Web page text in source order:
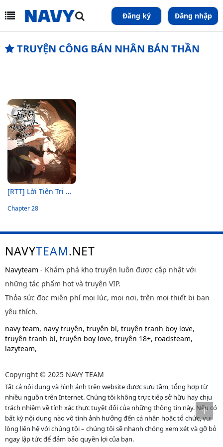
Đăng ký Đăng nhập
TRUYỆN CÔNG BÁN NHÂN BÁN THẦN
[RTT] Lời Tiên Tri Ngọt Ngào Trong Nét Mực
Chapter 28
NAVYTEAM.NET
Navyteam - Khám phá kho truyện luôn được cập nhật với
những tác phẩm hot và truyện VIP.
Thỏa sức đọc miễn phí mọi lúc, mọi nơi, trên mọi thiết bị bạn
yêu thích.
navy team, navy truyện, truyện bl, truyện tranh boy love,
truyện tranh bl, truyện boy love, truyện 18+, roadsteam,
lazyteam,
Copyright © 2025 NAVY TEAM
Tất cả nội dung và hình ảnh trên website được sưu tầm, tổng hợp từ
nhiều nguồn trên Internet. Chúng tôi không trực tiếp sở hữu hay chịu
trách nhiệm về tính xác thực tuyệt đối của những thông tin này. Nếu có
bất kỳ nội dung nào vô tình ảnh hưởng đến cá nhân hoặc tổ chức, vui
lòng liên hệ với chúng tôi – chúng tôi sẽ nhanh chóng xem xét và gỡ bỏ
ngay lập tức để đảm bảo quyền lợi của bạn.